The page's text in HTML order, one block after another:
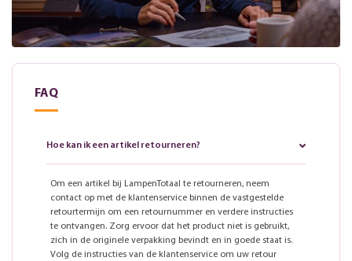
FAQ
Hoe kan ik een artikel retourneren?
Om een artikel bij LampenTotaal te retourneren, neem
contact op met de klantenservice binnen de vastgestelde
retourtermijn om een retournummer en verdere instructies
te ontvangen. Zorg ervoor dat het product niet is gebruikt,
zich in de originele verpakking bevindt en in goede staat is.
Volg de instructies van de klantenservice om uw retour